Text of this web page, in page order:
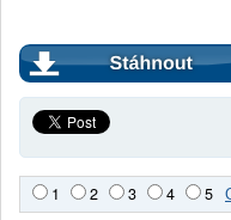
1 2 3 4 5